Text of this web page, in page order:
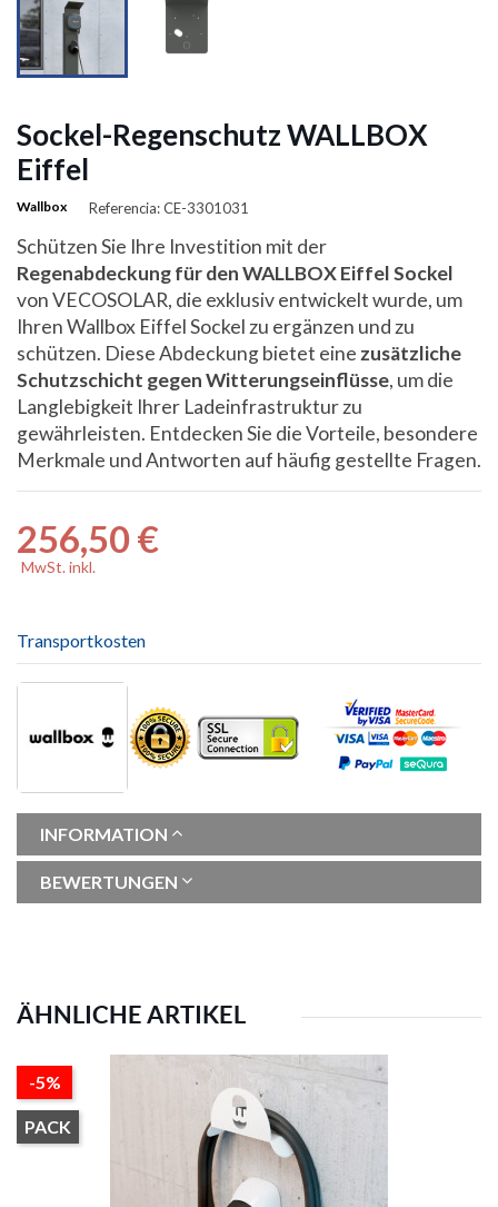
Sockel-Regenschutz WALLBOX
Eiffel
Wallbox Referencia: CE-3301031
Schützen Sie Ihre Investition mit der
Regenabdeckung für den WALLBOX Eiffel Sockel
von VECOSOLAR, die exklusiv entwickelt wurde, um
Ihren Wallbox Eiffel Sockel zu ergänzen und zu
schützen. Diese Abdeckung bietet eine zusätzliche
Schutzschicht gegen Witterungseinflüsse, um die
Langlebigkeit Ihrer Ladeinfrastruktur zu
gewährleisten. Entdecken Sie die Vorteile, besondere
Merkmale und Antworten auf häufig gestellte Fragen.
256,50 €
MwSt. inkl.
Transportkosten
INFORMATION
BEWERTUNGEN
ÄHNLICHE ARTIKEL
-5%
PACK